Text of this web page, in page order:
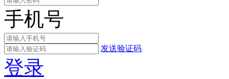
手机号
发送验证码
登录